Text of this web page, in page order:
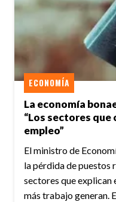
La economía
“Los sectores que
empleo”
ECONOMÍA
El ministro de
la pérdida de puestos
sectores que explican
más trabajo generan.